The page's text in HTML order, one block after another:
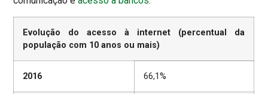
Evolução do acesso à internet (percentual da
população com 10 anos ou mais)
2016 66,1%